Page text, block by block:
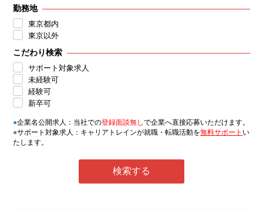
勤務地
東京都内
東京以外
こだわり検索
サポート対象求人
未経験可
経験可
新卒可
●企業名公開求人：当社での登録面談無しで企業へ直接応募いただけます。
●サポート対象求人：キャリアトレインが就職・転職活動を無料サポート い
たします。